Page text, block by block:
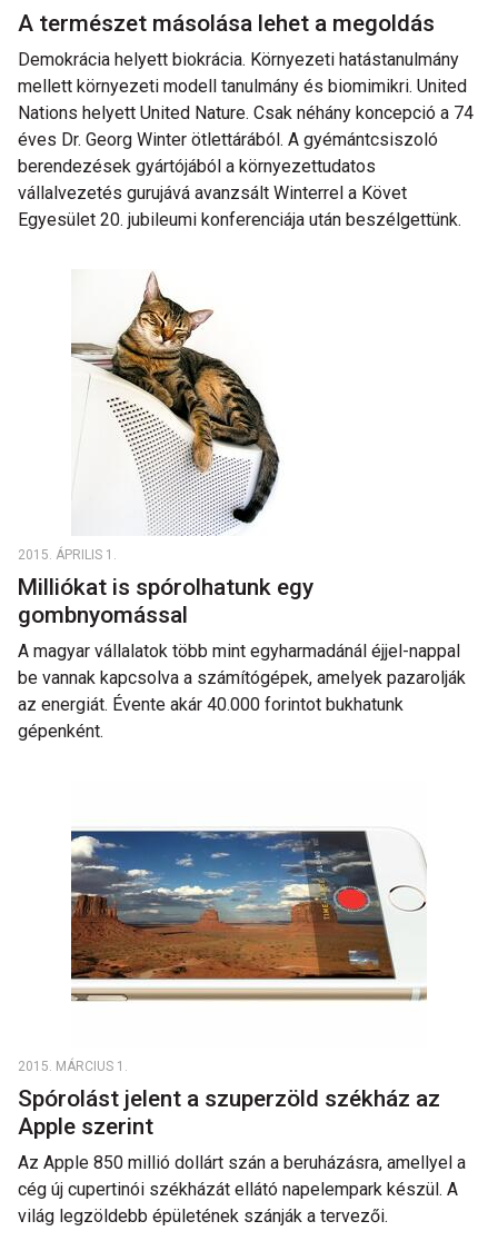
A természet másolása lehet a megoldás
Demokrácia helyett biokrácia. Környezeti hatástanulmány
mellett környezeti modell tanulmány és biomimikri. United
Nations helyett United Nature. Csak néhány koncepció a 74
éves Dr. Georg Winter ötlettárából. A gyémántcsiszoló
berendezések gyártójából a környezettudatos
vállalvezetés gurujává avanzsált Winterrel a Követ
Egyesület 20. jubileumi konferenciája után beszélgettünk.
2015. ÁPRILIS 1.
Milliókat is spórolhatunk egy
gombnyomással
A magyar vállalatok több mint egyharmadánál éjjel-nappal
be vannak kapcsolva a számítógépek, amelyek pazarolják
az energiát. Évente akár 40.000 forintot bukhatunk
gépenként.
2015. MÁRCIUS 1.
Spórolást jelent a szuperzöld székház az
Apple szerint
Az Apple 850 millió dollárt szán a beruházásra, amellyel a
cég új cupertinói székházát ellátó napelempark készül. A
világ legzöldebb épületének szánják a tervezői.